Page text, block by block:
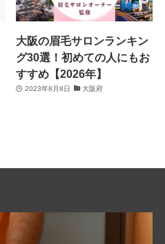
大阪の眉毛サロンランキン
グ30選！初めての人にもお
すすめ【2026年】
2023年8月8日 大阪府